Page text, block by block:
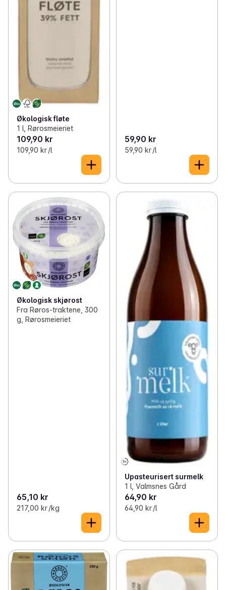
Økologisk fløte
1 l, Rørosmeieriet
109,90 kr
109,90 kr /l
59,90 kr
59,90 kr /l
Økologisk skjørost
Fra Røros-traktene, 300
g, Rørosmeieriet
65,10 kr
217,00 kr /kg
Upasteurisert surmelk
1 l, Valmsnes Gård
64,90 kr
64,90 kr /l